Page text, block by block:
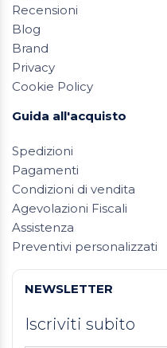
Recensioni
Blog
Brand
Privacy
Cookie Policy
Guida all'acquisto
Spedizioni
Pagamenti
Condizioni di vendita
Agevolazioni Fiscali
Assistenza
Preventivi personalizzati
NEWSLETTER
Iscriviti subito